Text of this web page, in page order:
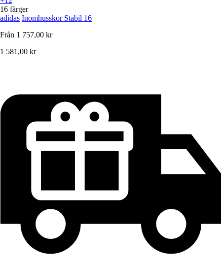
16 färger
adidas Inomhusskor Stabil 16
Från 1 757,00 kr
1 581,00 kr